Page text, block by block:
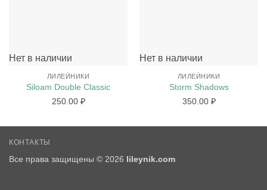
Нет в наличии
ЛИЛЕЙНИКИ
Siloam Double Classic
250.00 ₽
Нет в наличии
ЛИЛЕЙНИКИ
Storm Shadows
350.00 ₽
КОНТАКТЫ
Все права защищены © 2026 lileynik.com